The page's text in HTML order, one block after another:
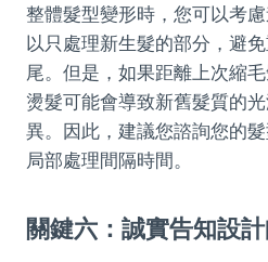
整體髮型變形時，您可以考
以只處理新生髮的部分，避
尾。但是，如果距離上次縮
燙髮可能會導致新舊髮質的
異。因此，建議您諮詢您的
局部處理間隔時間。
關鍵六：誠實告知設